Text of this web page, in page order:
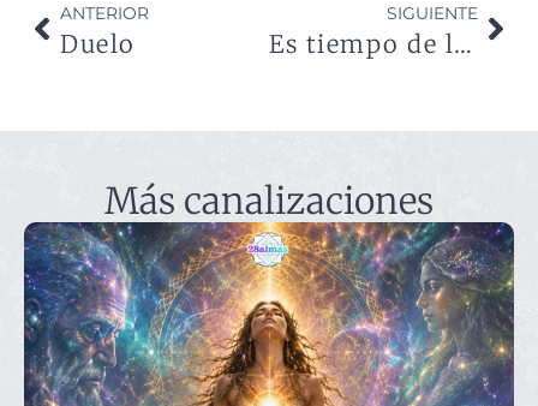
ANTERIOR
Duelo
SIGUIENTE
Es tiempo de la honra
Más canalizaciones